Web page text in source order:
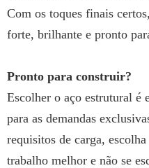
Com os toques finais
forte, brilhante e pronto
Pronto para construir?
Escolher o aço estrutural é
para as demandas
requisitos de carga,
trabalho melhor e não se